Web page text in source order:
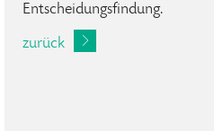
Entscheidungsfindung.
zurück